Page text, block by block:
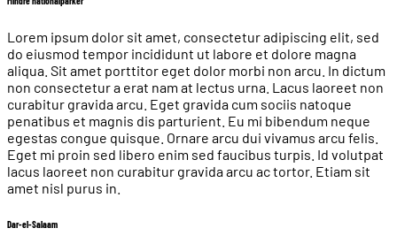
Lorem ipsum dolor sit amet, consectetur adipiscing elit, sed
do eiusmod tempor incididunt ut labore et dolore magna
aliqua. Sit amet porttitor eget dolor morbi non arcu. In dictum
non consectetur a erat nam at lectus urna. Lacus laoreet non
curabitur gravida arcu. Eget gravida cum sociis natoque
penatibus et magnis dis parturient. Eu mi bibendum neque
egestas congue quisque. Ornare arcu dui vivamus arcu felis.
Eget mi proin sed libero enim sed faucibus turpis. Id volutpat
lacus laoreet non curabitur gravida arcu ac tortor. Etiam sit
amet nisl purus in.
Dar-el-Salaam